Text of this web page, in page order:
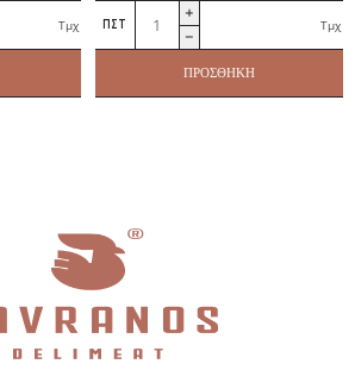
Τμχ
Τυρί
Taleggio
Zanetti
Τμχ
ΠΡΟΣΘΉΚΗ